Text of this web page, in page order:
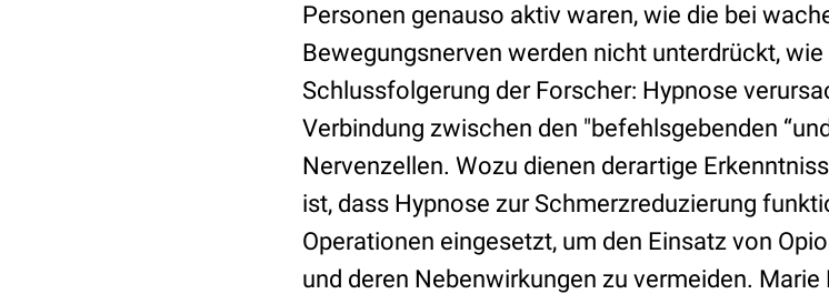
Personen genauso aktiv waren, wie die bei
Bewegungsnerven werden nicht unterdrückt,
Schlussfolgerung der Forscher: Hypnose
Verbindung zwischen den "befehlsgebenden
Nervenzellen. Wozu dienen derartige
ist, dass Hypnose zur Schmerzreduzierung
Operationen eingesetzt, um den Einsatz von
und deren Nebenwirkungen zu vermeiden.